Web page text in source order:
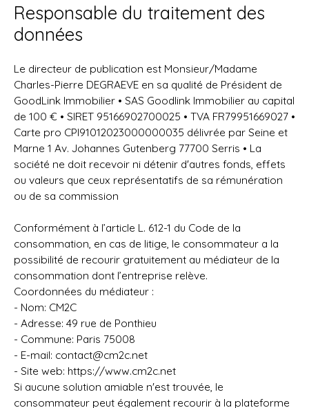
Responsable du traitement des
données
Le directeur de publication est Monsieur/Madame
Charles-Pierre DEGRAEVE en sa qualité de Président de
GoodLink Immobilier • SAS Goodlink Immobilier au capital
de 100 € • SIRET 95166902700025 • TVA FR79951669027 •
Carte pro CPI91012023000000035 délivrée par Seine et
Marne 1 Av. Johannes Gutenberg 77700 Serris • La
société ne doit recevoir ni détenir d'autres fonds, effets
ou valeurs que ceux représentatifs de sa rémunération
ou de sa commission
Conformément à l’article L. 612-1 du Code de la
consommation, en cas de litige, le consommateur a la
possibilité de recourir gratuitement au médiateur de la
consommation dont l’entreprise relève.
Coordonnées du médiateur :
- Nom: CM2C
- Adresse: 49 rue de Ponthieu
- Commune: Paris 75008
- E-mail: contact@cm2c.net
- Site web: https://www.cm2c.net
Si aucune solution amiable n'est trouvée, le
consommateur peut également recourir à la plateforme